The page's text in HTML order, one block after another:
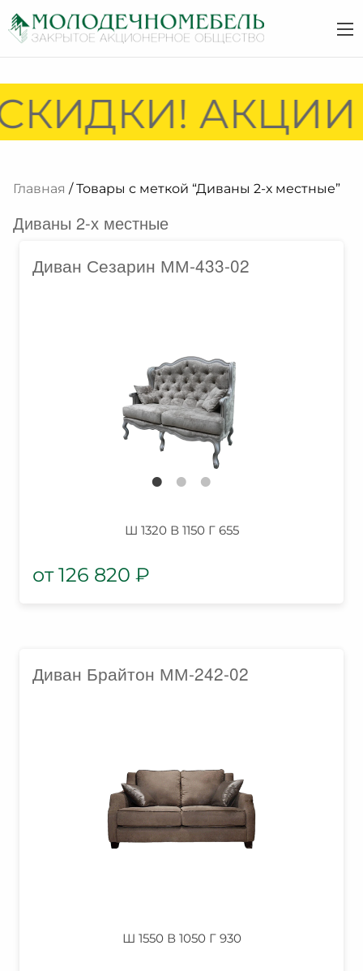
АКЦИИ
Главная / Товары с меткой “Диваны 2-х местные”
Диваны 2-х местные
Диван Сезарин ММ-433-02
Ш 1320 В 1150 Г 655
126 820 ₽
Диван Брайтон ММ-242-02
Ш 1550 В 1050 Г 930